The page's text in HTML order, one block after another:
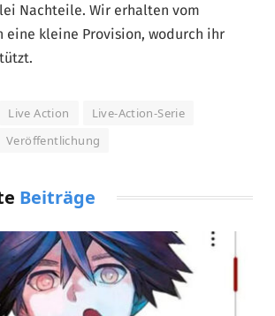
Nachteile. Wir erhalten vom
eine kleine Provision, wodurch ihr
Live Action
Live-Action-Serie
Veröffentlichung
Beiträge